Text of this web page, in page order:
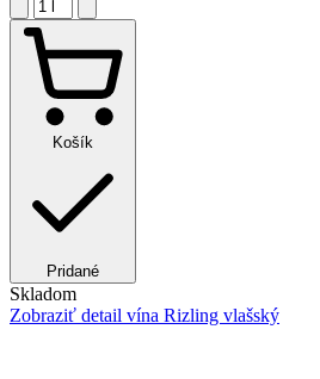
Košík
Pridané
Skladom
Zobraziť detail vína Rizling vlašský